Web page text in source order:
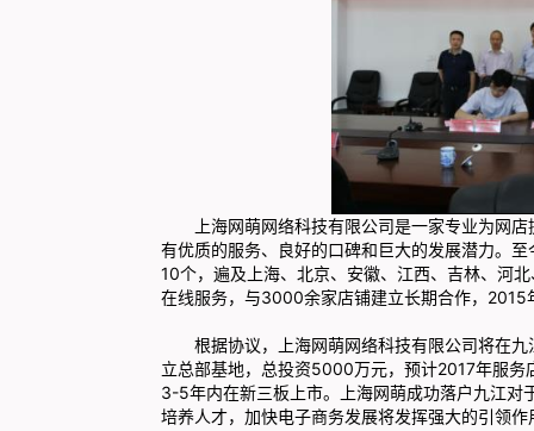
上海网萌网络科技有限公司是一家专业为网店
有优质的服务、良好的口碑和巨大的发展潜力。
10个，遍及上海、北京、安徽、江西、吉林、河
在线服务，与3000余家店铺建立长期合作，2015
根据协议，上海网萌网络科技有限公司将在九
立总部基地，总投资5000万元，预计2017年服
3-5年内在新三板上市。上海网萌成功落户九江对
培养人才，加快电子商务发展将发挥强大的引领作